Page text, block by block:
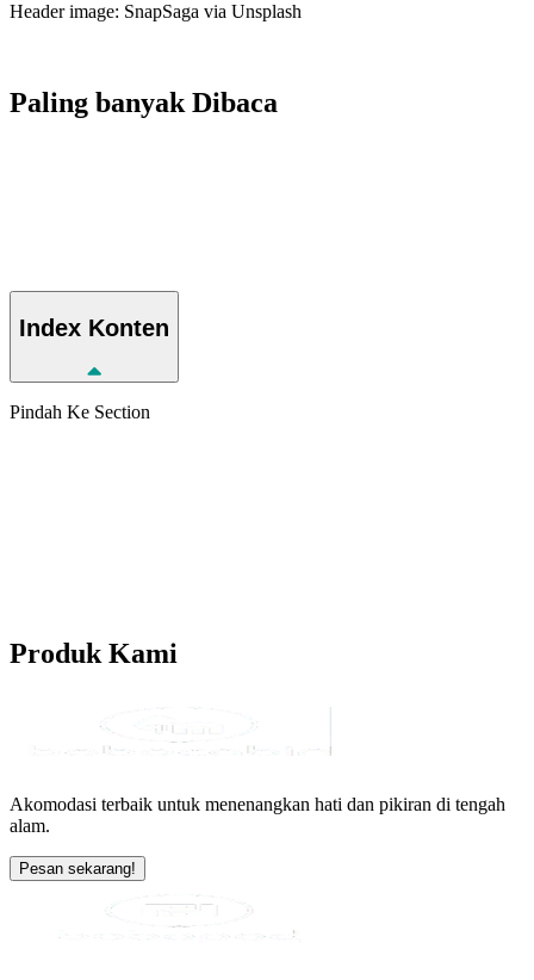
Header image: SnapSaga via Unsplash
Paling banyakDibaca
Index Konten
Pindah Ke Section
ProdukKami
Akomodasi terbaik untuk menenangkan hati dan pikiran di tengah
alam.
Pesan sekarang!